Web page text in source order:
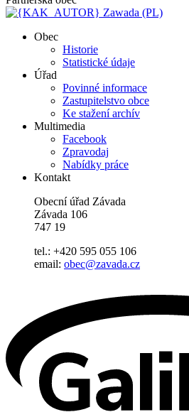
Zawada (PL)
Obec
Historie
Statistické údaje
Úřad
Povinné informace
Zastupitelstvo obce
Ke stažení archív
Multimedia
Facebook
Zpravodaj
Nabídky práce
Kontakt
Obecní úřad Závada
Závada 106
747 19
tel.: +420 595 055 106
email: obec@zavada.cz